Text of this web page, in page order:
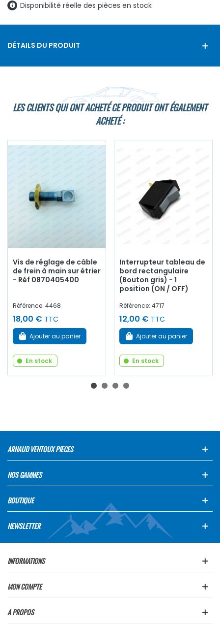
Disponibilité réelle des pièces en stock
DÉTAILS DU PRODUIT
LES CLIENTS QUI ONT ACHETÉ CE PRODUIT ONT ÉGALEMENT
ACHETÉ :
Vis de réglage de câble
de frein à main sur étrier
- Réf 0870405400
Référence: 4468
18,00 € TTC
Ajouter au panier
En stock
Interrupteur tableau de
bord rectangulaire
(Bouton gris) - 1
position (ON / OFF)
Référence: 4717
12,00 € TTC
Ajouter au panier
En stock
ARNAUD VENTOUX PIECES
NOS GAMMES
BOUTIQUE
NEWSLETTER
INFORMATIONS
MON COMPTE
A PROPOS